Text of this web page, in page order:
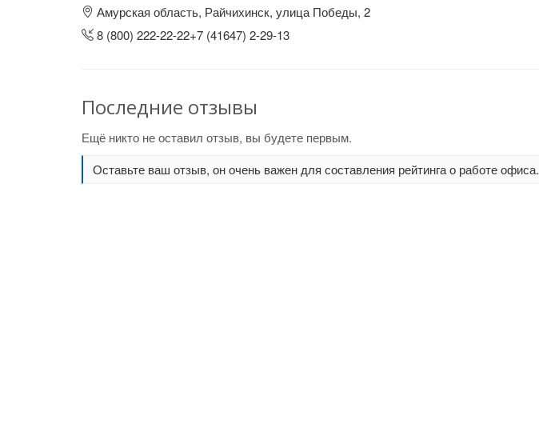
Амурская область, Райчихинск, улица Победы, 2
8 (800) 222-22-22+7 (41647) 2-29-13
Последние отзывы
Ещё никто не оставил отзыв, вы будете первым.
Оставьте ваш отзыв, он очень важен для составления рейтинга о работе офиса.